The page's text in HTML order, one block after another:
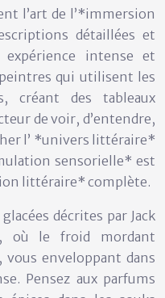
l’art de l’*immersion
détaillées et
intense et
qui utilisent les
créant des tableaux
de voir, d’entendre,
l’ *univers littéraire*
sensorielle* est
littéraire* complète.
décrites par Jack
où le froid mordant
enveloppant dans
Pensez aux parfums